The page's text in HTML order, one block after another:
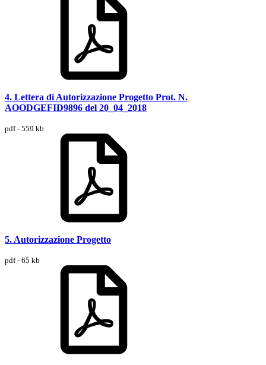
4. Lettera di Autorizzazione Progetto Prot. N.
AOODGEFID9896 del 20_04_2018
pdf - 559 kb
5. Autorizzazione Progetto
pdf - 65 kb